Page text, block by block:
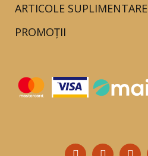
ARTICOLE SUPLIMENTARE
PROMOȚII